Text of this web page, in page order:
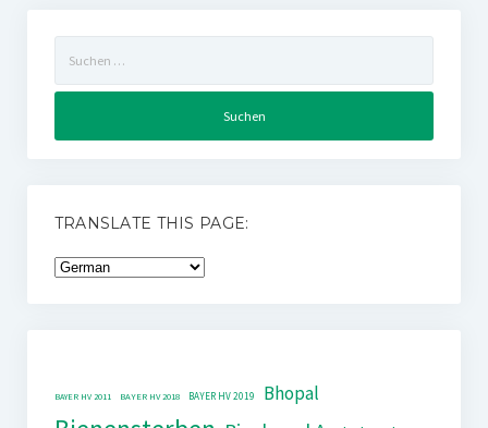
nach:
TRANSLATE THIS PAGE:
BAYER HV 2011 BAYER HV 2018 BAYER HV 2019 Bhopal